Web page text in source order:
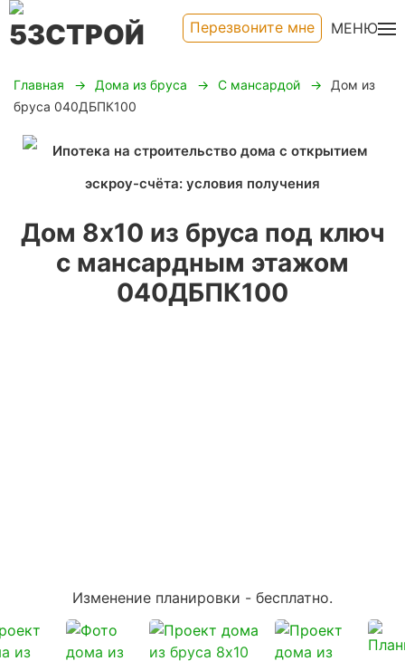
Перезвоните мне МЕНЮ
Главная Дома из бруса С мансардой
Дом из
бруса 040ДБПК100
Дом 8х10 из бруса под ключ
с мансардным этажом
040ДБПК100
Изменение планировки - бесплатно.